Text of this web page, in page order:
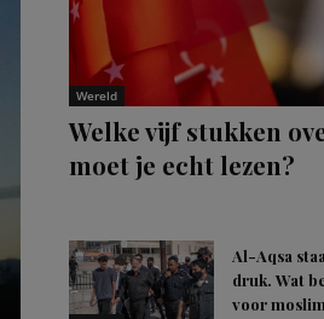
Wereld
Welke vijf stukken
moet je echt lezen?
Al-Aqsa
druk. Wat
voor